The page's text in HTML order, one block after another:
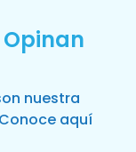
nuestra
aquí